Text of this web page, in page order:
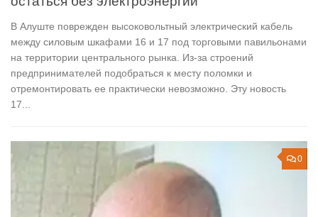
В Алуште поврежден высоковольтный электрический кабель
между силовым шкафами 16 и 17 под торговыми павильонами
на территории центрального рынка. Из-за строений
предпринимателей подобраться к месту поломки и
отремонтировать ее практически невозможно. Эту новость
17...
0